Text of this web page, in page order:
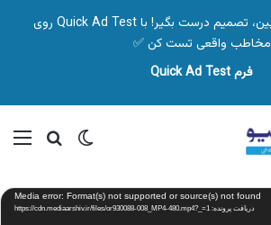
🎯 قبل از شروع کمپین، تصمیم درست بگیر! با Quick Ad Test روی
مخاطب واقعی تست کن ✅
فرم Quick Ad Test
تغییر پوسته
Media error: Format(s) not supported or source(s) not found
دریافت پرونده: https://cdn.mediaarshiv.ir/files/or930088-008_MP4-480.mp4?_=1